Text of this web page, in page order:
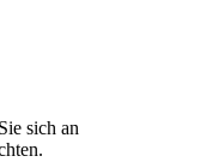
sich an